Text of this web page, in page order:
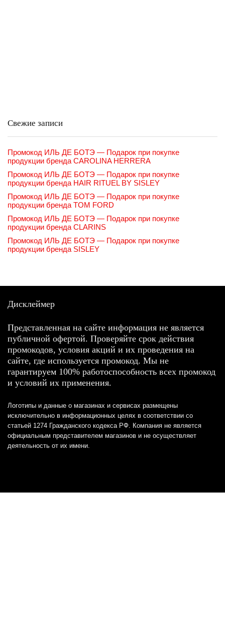
Свежие записи
Промокод ИЛЬ ДЕ БОТЭ — Подарок при покупке
продукции бренда CAROLINA HERRERA
Промокод ИЛЬ ДЕ БОТЭ — Подарок при покупке
продукции бренда HAIR RITUEL BY SISLEY
Промокод ИЛЬ ДЕ БОТЭ — Подарок при покупке
продукции бренда TOM FORD
Промокод ИЛЬ ДЕ БОТЭ — Подарок при покупке
продукции бренда CLARINS
Промокод ИЛЬ ДЕ БОТЭ — Подарок при покупке
продукции бренда SISLEY
Дисклеймер
Представленная на сайте информация не является
публичной офертой. Проверяйте срок действия
промокодов, условия акций и их проведения на
сайте, где используется промокод. Мы не
гарантируем 100% работоспособность всех промокод
и условий их применения.
Логотипы и данные о магазинах и сервисах размещены
исключительно в информационных целях в соответствии со
статьей 1274 Гражданского кодекса РФ. Компания не является
официальным представителем магазинов и не осуществляет
деятельность от их имени.